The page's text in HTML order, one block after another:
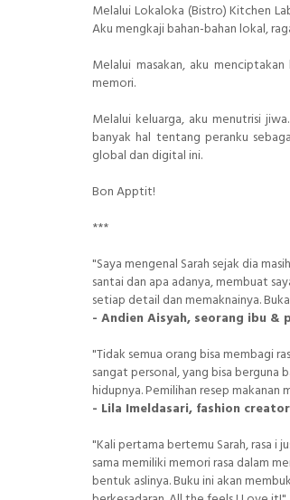
Melalui Lokaloka (Bistro) Kitchen
Aku mengkaji bahan-bahan lokal,
Melalui masakan, aku
memori.
Melalui keluarga, aku menutrisi
banyak hal tentang peranku
global dan digital ini.
Bon Apptit!
***
"Saya mengenal Sarah sejak dia
santai dan apa adanya, membuat
setiap detail dan memaknainya.
- Andien Aisyah, seorang ibu &
"Tidak semua orang bisa membagi
sangat personal, yang bisa berguna
hidupnya. Pemilihan resep makanan
- Lila Imeldasari, fashion
"Kali pertama bertemu Sarah, rasa i
sama memiliki memori rasa dalam
bentuk aslinya. Buku ini akan